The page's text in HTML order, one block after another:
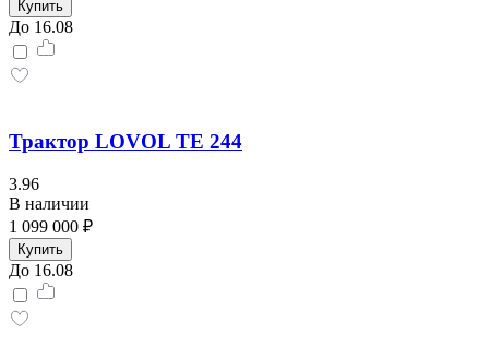
Купить
До 16.08
Трактор LOVOL TЕ 244
3.96
В наличии
1 099 000 ₽
Купить
До 16.08